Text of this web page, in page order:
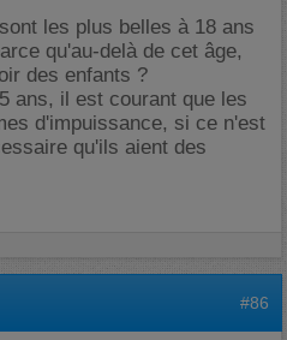
les plus belles à 18 ans
qu'au-delà de cet âge,
des enfants ?
ans, il est courant que les
d'impuissance, si ce n'est
qu'ils aient des
#86